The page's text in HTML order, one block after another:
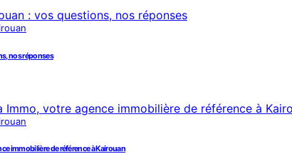
nos réponses
immobilière de référence à Kairouan